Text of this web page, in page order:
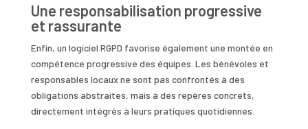
Une responsabilisation progressive
et rassurante
Enfin, un logiciel RGPD favorise également une montée en
compétence progressive des équipes. Les bénévoles et
responsables locaux ne sont pas confrontés à des
obligations abstraites, mais à des repères concrets,
directement intégrés à leurs pratiques quotidiennes.